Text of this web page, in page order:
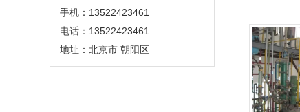
手机：13522423461
电话：13522423461
地址：北京市 朝阳区